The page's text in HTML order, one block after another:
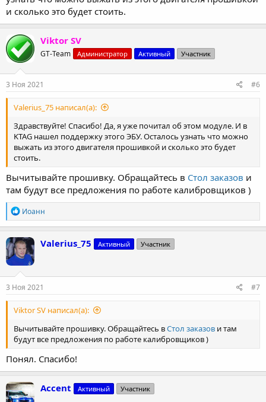
и сколько это будет стоить.
Viktor SV
GT-Team Администратор Активный Участник
3 Ноя 2021 #6
Valerius_75 написал(а):
Здравствуйте! Спасибо! Да, я уже почитал об этом модуле. И в
KTAG нашел поддержку этого ЭБУ. Осталось узнать что можно
выжать из этого двигателя прошивкой и сколько это будет
стоить.
Вычитывайте прошивку. Обращайтесь в Стол заказов и
там будут все предложения по работе калибровщиков )
Р
е
а
к
ц
и
и
:
Иоанн
Valerius_75 Активный Участник
3 Ноя 2021 #7
Viktor SV написал(а):
Вычитывайте прошивку. Обращайтесь вСтол заказов и там
будут все предложения по работе калибровщиков )
Понял. Спасибо!
Accent Активный Участник